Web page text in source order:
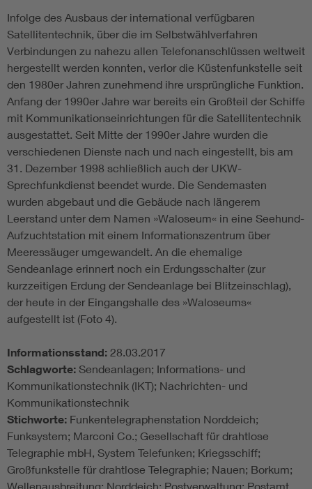
Infolge des Ausbaus der international verfügbaren
Satellitentechnik, über die im Selbstwählverfahren
Verbindungen zu nahezu allen Telefonanschlüssen weltweit
hergestellt werden konnten, verlor die Küstenfunkstelle seit
den 1980er Jahren zunehmend ihre ursprüngliche Funktion.
Anfang der 1990er Jahre war bereits ein Großteil der Schiffe
mit Kommunikationseinrichtungen für die Satellitentechnik
ausgestattet. Seit Mitte der 1990er Jahre wurden die
verschiedenen Dienste nach und nach eingestellt, bis am
31. Dezember 1998 schließlich auch der UKW-
Sprechfunkdienst beendet wurde. Die Sendemasten
wurden abgebaut und die Gebäude nach längerem
Leerstand unter dem Namen »Waloseum« in eine Seehund-
Aufzuchtstation mit einem Informationszentrum über
Meeressäuger umgewandelt. An die ehemalige
Sendeanlage erinnert noch ein Erdungsschalter (zur
kurzzeitigen Erdung der Sendeanlage bei Blitzeinschlag),
der heute in der Eingangshalle des »Waloseums«
aufgestellt ist (Foto 4).
Informationsstand: 28.03.2017
Schlagworte: Sendeanlagen; Informations- und
Kommunikationstechnik (IKT); Nachrichten- und
Kommunikationstechnik
Stichworte: Funkentelegraphenstation Norddeich;
Funksystem; Marconi Co.; Gesellschaft für drahtlose
Telegraphie mbH, System Telefunken; Kriegsschiff;
Großfunkstelle für drahtlose Telegraphie; Nauen; Borkum;
Wellenausbreitung; Norddeich; Postverwaltung; Postamt